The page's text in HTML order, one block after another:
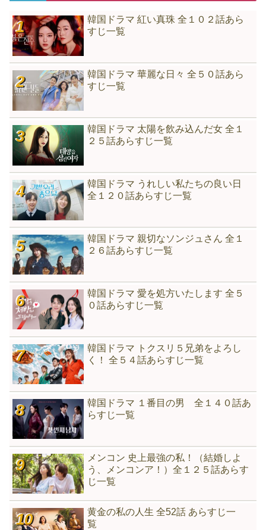
韓国ドラマ 紅い真珠 全１０２話あら
すじ一覧
韓国ドラマ 華麗な日々 全５０話あら
すじ一覧
韓国ドラマ 太陽を飲み込んだ女 全１
２５話あらすじ一覧
韓国ドラマ うれしい私たちの良い日
全１２０話あらすじ一覧
韓国ドラマ 親切なソンジュさん 全１
２６話あらすじ一覧
韓国ドラマ 愛を処方いたします 全５
０話あらすじ一覧
韓国ドラマ トクスリ５兄弟をよろし
く！ 全５４話あらすじ一覧
韓国ドラマ １番目の男 全１４０話あ
らすじ一覧
メンコン 史上最強の私！（結婚しよ
う、メンコンア！）全１２５話あらす
じ一覧
黄金の私の人生 全52話 あらすじ一
覧